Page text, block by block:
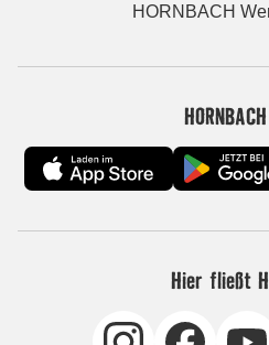
HORNBACH
Hier fließt